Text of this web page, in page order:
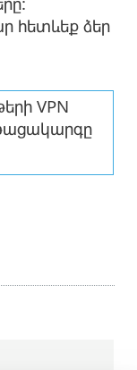
հետևեք ձեր
VPN